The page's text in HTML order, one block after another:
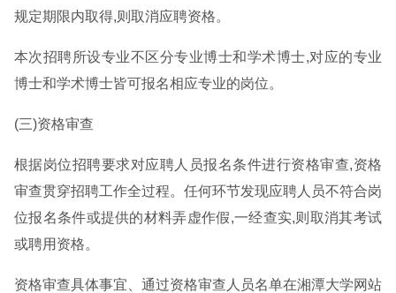
规定期限内取得,则取消应聘资格。
本次招聘所设专业不区分专业博士和学术博士,对应的专业
博士和学术博士皆可报名相应专业的岗位。
(三)资格审查
根据岗位招聘要求对应聘人员报名条件进行资格审查,资格
审查贯穿招聘工作全过程。任何环节发现应聘人员不符合岗
位报名条件或提供的材料弄虚作假,一经查实,则取消其考试
或聘用资格。
资格审查具体事宜、通过资格审查人员名单在湘潭大学网站